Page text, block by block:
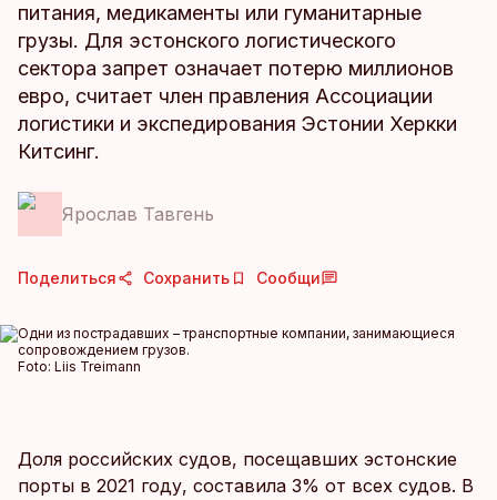
питания, медикаменты или гуманитарные
грузы. Для эстонского логистического
сектора запрет означает потерю миллионов
евро, считает член правления Ассоциации
логистики и экспедирования Эстонии Херкки
Китсинг.
Ярослав Тавгень
Поделиться Сохранить Сообщи
Одни из пострадавших – транспортные компании, занимающиеся
сопровождением грузов.
Foto: Liis Treimann
Доля российских судов, посещавших эстонские
порты в 2021 году, составила 3% от всех судов. В